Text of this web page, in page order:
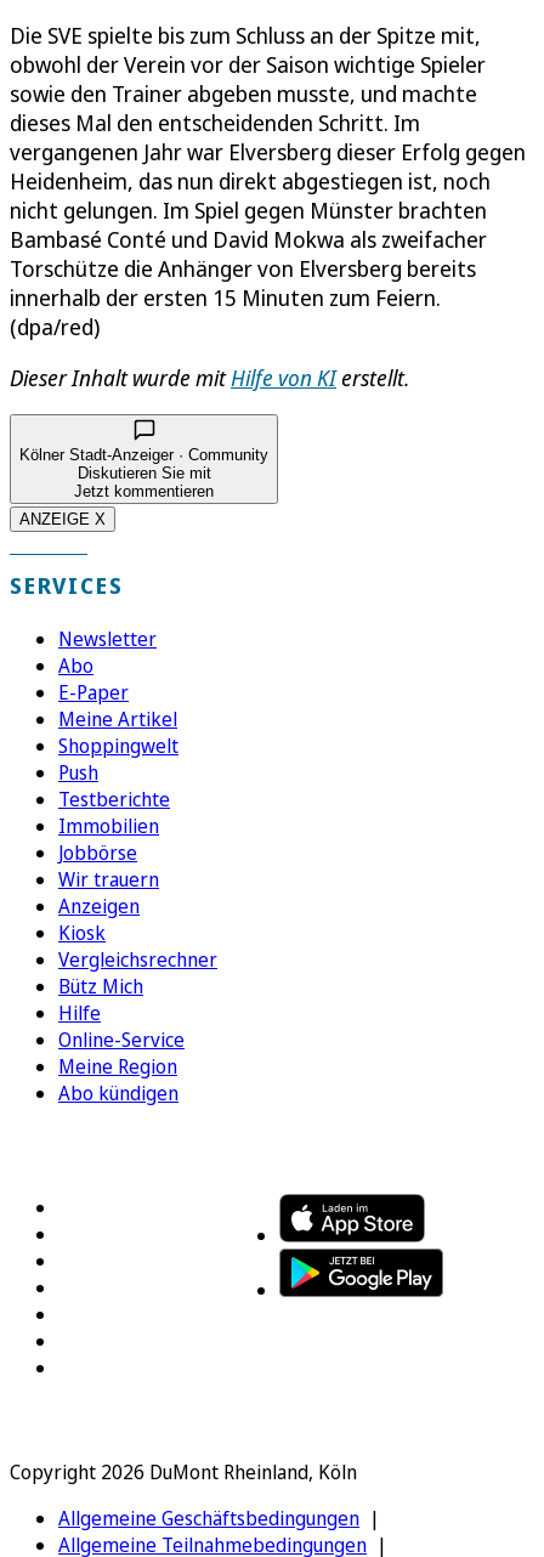
Die SVE spielte bis zum Schluss an der Spitze mit,
obwohl der Verein vor der Saison wichtige Spieler
sowie den Trainer abgeben musste, und machte
dieses Mal den entscheidenden Schritt. Im
vergangenen Jahr war Elversberg dieser Erfolg gegen
Heidenheim, das nun direkt abgestiegen ist, noch
nicht gelungen. Im Spiel gegen Münster brachten
Bambasé Conté und David Mokwa als zweifacher
Torschütze die Anhänger von Elversberg bereits
innerhalb der ersten 15 Minuten zum Feiern.
(dpa/red)
Dieser Inhalt wurde mitHilfe von KIerstellt.
Kölner Stadt-Anzeiger · Community
Diskutieren Sie mit
Jetzt kommentieren
ANZEIGE X
SERVICES
Newsletter
Abo
E-Paper
Meine Artikel
Shoppingwelt
Push
Testberichte
Immobilien
Jobbörse
Wir trauern
Anzeigen
Kiosk
Vergleichsrechner
Bütz Mich
Hilfe
Online-Service
Meine Region
Abo kündigen
Copyright 2026 DuMont Rheinland, Köln
Allgemeine Geschäftsbedingungen
Allgemeine Teilnahmebedingungen